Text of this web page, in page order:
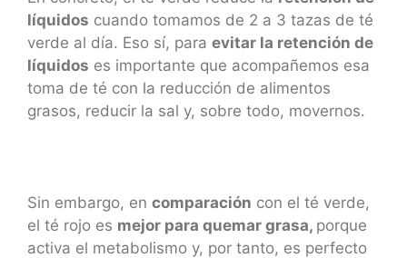
líquidos cuando tomamos de 2 a 3 tazas de té
verde al día. Eso sí, para evitar la retención de
líquidos es importante que acompañemos esa
toma de té con la reducción de alimentos
grasos, reducir la sal y, sobre todo, movernos.
Sin embargo, en comparación con el té verde,
el té rojo es mejor para quemar grasa, porque
activa el metabolismo y, por tanto, es perfecto